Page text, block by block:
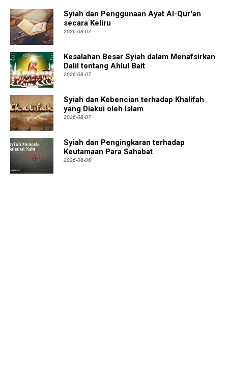
Syiah dan Penggunaan Ayat Al-Qur'an
secara Keliru
2026-08-07
Kesalahan Besar Syiah dalam Menafsirkan
Dalil tentang Ahlul Bait
2026-08-07
Syiah dan Kebencian terhadap Khalifah
yang Diakui oleh Islam
2026-08-07
Syiah dan Pengingkaran terhadap
Keutamaan Para Sahabat
2026-08-06